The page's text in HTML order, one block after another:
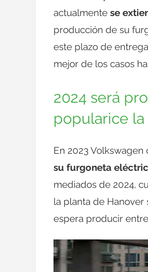
actualmente se
producción de su
este plazo de
mejor de los casos
2024 será
popularice la
En 2023
su furgoneta
mediados de 2024,
la planta de Hanover
espera producir